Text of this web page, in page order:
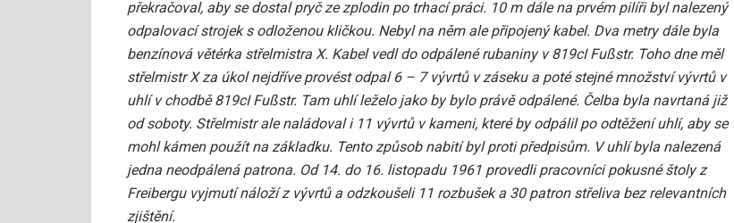
překračoval, aby se dostal pryč ze zplodin po trhací práci. 10 m dále na prvém pilíři byl nalezený
odpalovací strojek s odloženou kličkou. Nebyl na něm ale připojený kabel. Dva metry dále byla
benzínová větérka střelmistra X. Kabel vedl do odpálené rubaniny v 819cI Fußstr. Toho dne měl
střelmistr X za úkol nejdříve provést odpal 6 – 7 vývrtů v záseku a poté stejné množství vývrtů v
uhlí v chodbě 819cI Fußstr. Tam uhlí leželo jako by bylo právě odpálené. Čelba byla navrtaná již
od soboty. Střelmistr ale naládoval i 11 vývrtů v kameni, které by odpálil po odtěžení uhlí, aby se
mohl kámen použít na základku. Tento způsob nabití byl proti předpisům. V uhlí byla nalezená
jedna neodpálená patrona. Od 14. do 16. listopadu 1961 provedli pracovníci pokusné štoly z
Freibergu vyjmutí náloží z vývrtů a odzkoušeli 11 rozbušek a 30 patron střeliva bez relevantních
zjištění.